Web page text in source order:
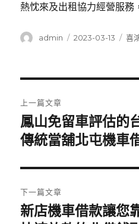
熱忱來及出租協力經營服務
作
admin
發
2023-03-13
分
喜
章
導
覽
上一篇文章
上
一
文
章:
鳳山免留車評估的
傳統當舖北屯機車
下一篇文章
下
新店機車借款讓您